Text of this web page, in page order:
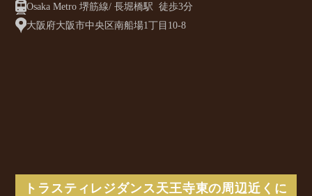
Osaka Metro 堺筋線/ 長堀橋駅 徒歩3分
大阪府大阪市中央区南船場1丁目10-8
トラスティレジダンス天王寺東の周辺近くに